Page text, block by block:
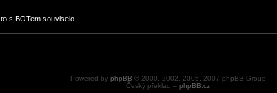
s BOTem souviselo...
Powered by phpBB © 2000, 2002, 2005, 2007 phpBB Group
Český překlad – phpBB.cz